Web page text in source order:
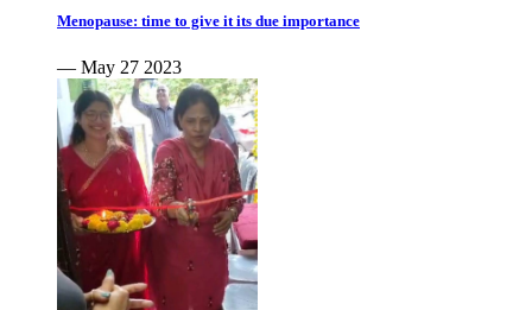
Menopause: time to give it its due importance
— May 27 2023